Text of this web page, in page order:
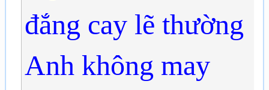
đắng cay lẽ thường
Anh không may